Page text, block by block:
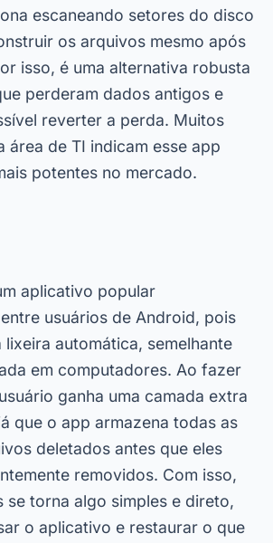
escaneando setores do disco
os arquivos mesmo após
isso, é uma alternativa robusta
perderam dados antigos e
reverter a perda. Muitos
área de TI indicam esse app
potentes no mercado.
aplicativo popular
usuários de Android, pois
lixeira automática, semelhante
em computadores. Ao fazer
ganha uma camada extra
que o app armazena todas as
deletados antes que eles
removidos. Com isso,
se torna algo simples e direto,
o aplicativo e restaurar o que